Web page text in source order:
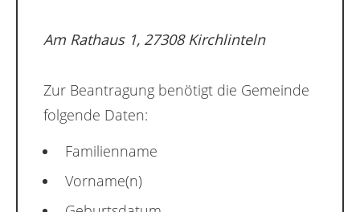
Am Rathaus 1, 27308 Kirchlinteln
Zur Beantragung benötigt die Gemeinde
folgende Daten:
Familienname
Vorname(n)